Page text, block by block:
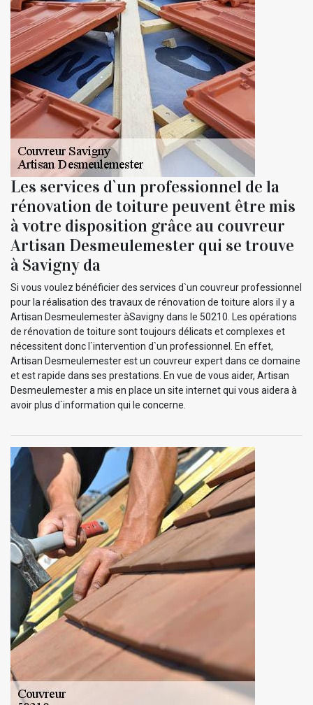
Les services d`un professionnel de la
rénovation de toiture peuvent être mis
à votre disposition grâce au couvreur
Artisan Desmeulemester qui se trouve
à Savigny da
Si vous voulez bénéficier des services d`un couvreur professionnel
pour la réalisation des travaux de rénovation de toiture alors il y a
Artisan Desmeulemester àSavigny dans le 50210. Les opérations
de rénovation de toiture sont toujours délicats et complexes et
nécessitent donc l`intervention d`un professionnel. En effet,
Artisan Desmeulemester est un couvreur expert dans ce domaine
et est rapide dans ses prestations. En vue de vous aider, Artisan
Desmeulemester a mis en place un site internet qui vous aidera à
avoir plus d`information qui le concerne.